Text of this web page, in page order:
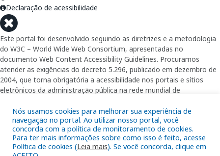
Nós usamos cookies para melhorar sua experiência de
navegação no portal. Ao utilizar nosso portal, você
concorda com a política de monitoramento de cookies.
Para ter mais informações sobre como isso é feito, acesse
Política de cookies (Leia mais). Se você concorda, clique em
Declaração de acessibilidade
Este portal foi desenvolvido seguindo as diretrizes e a metodologia
do W3C – World Wide Web Consortium, apresentadas no
documento Web Content Accessibility Guidelines. Procuramos
atender as exigências do decreto 5.296, publicado em dezembro de
2004, que torna obrigatória a acessibilidade nos portais e sítios
eletrônicos da administração pública na rede mundial de
garantindo-lhes o pleno acesso aos conteúdos disponíveis.
Além de validações automáticas, foram realizados testes em
diversos navegadores e através do utilitário de acesso a Internet do
DOSVOX, sistema operacional destinado deficientes visuais.